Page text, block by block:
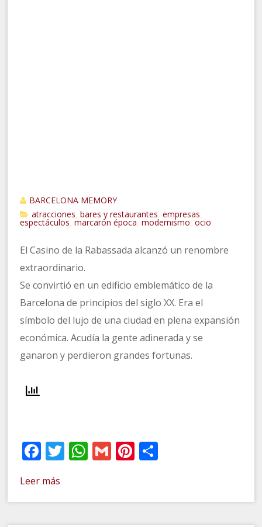
BARCELONA MEMORY
atracciones bares y restaurantes ,empresas
espectáculos ,marcaron época ,modernismo ,ocio
El Casino de la Rabassada alcanzó un renombre
extraordinario.
Se convirtió en un edificio emblemático de la
Barcelona de principios del siglo XX. Era el
símbolo del lujo de una ciudad en plena expansión
económica. Acudía la gente adinerada y se
ganaron y perdieron grandes fortunas.
Facebook
Twitter
WhatsApp
GmailPinterest
Leer más